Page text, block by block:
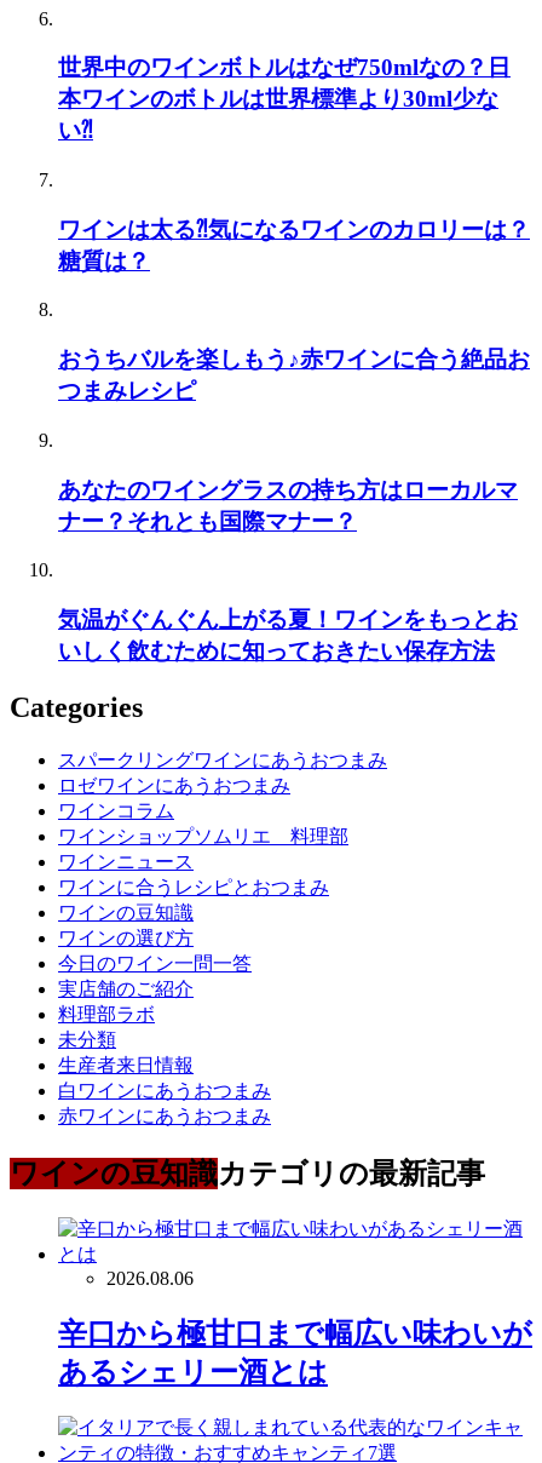
世界中のワインボトルはなぜ750mlなの？日
本ワインのボトルは世界標準より30ml少な
い⁈
ワインは太る⁈気になるワインのカロリーは？
糖質は？
おうちバルを楽しもう♪赤ワインに合う絶品お
つまみレシピ
あなたのワイングラスの持ち方はローカルマ
ナー？それとも国際マナー？
気温がぐんぐん上がる夏！ワインをもっとお
いしく飲むために知っておきたい保存方法
Categories
スパークリングワインにあうおつまみ
ロゼワインにあうおつまみ
ワインコラム
ワインショップソムリエ 料理部
ワインニュース
ワインに合うレシピとおつまみ
ワインの豆知識
ワインの選び方
今日のワイン一問一答
実店舗のご紹介
料理部ラボ
未分類
生産者来日情報
白ワインにあうおつまみ
赤ワインにあうおつまみ
ワインの豆知識カテゴリの最新記事
2026.08.06
辛口から極甘口まで幅広い味わいが
あるシェリー酒とは